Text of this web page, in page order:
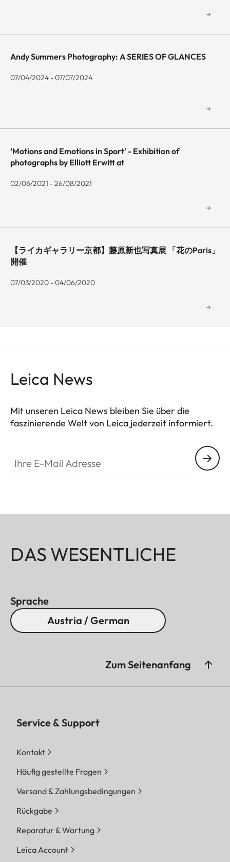
Andy Summers Photography: A SERIES OF GLANCES
07/04/2024 - 07/07/2024
‘Motions and Emotions in Sport’ - Exhibition of
photographs by Elliott Erwitt at
02/06/2021 - 26/08/2021
【ライカギャラリー京都】藤原新也写真展 「花のParis」
開催
07/03/2020 - 04/06/2020
Leica News
Mit unseren Leica News bleiben Sie über die
faszinierende Welt von Leica jederzeit informiert.
DAS WESENTLICHE
Sprache
Austria / German
Zum Seitenanfang
Service & Support
Kontakt
Häufig gestellte Fragen
Versand & Zahlungsbedingungen
Rückgabe
Reparatur & Wartung
Leica Account